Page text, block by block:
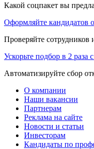
Какой соцпакет вы
Оформляйте кандидатов
Проверяйте
Ускорьте подбор в 2 раза
Автоматизируйте сбор
О компании
Наши вакансии
Партнерам
Реклама на сайте
Новости и статьи
Инвесторам
Кандидаты по